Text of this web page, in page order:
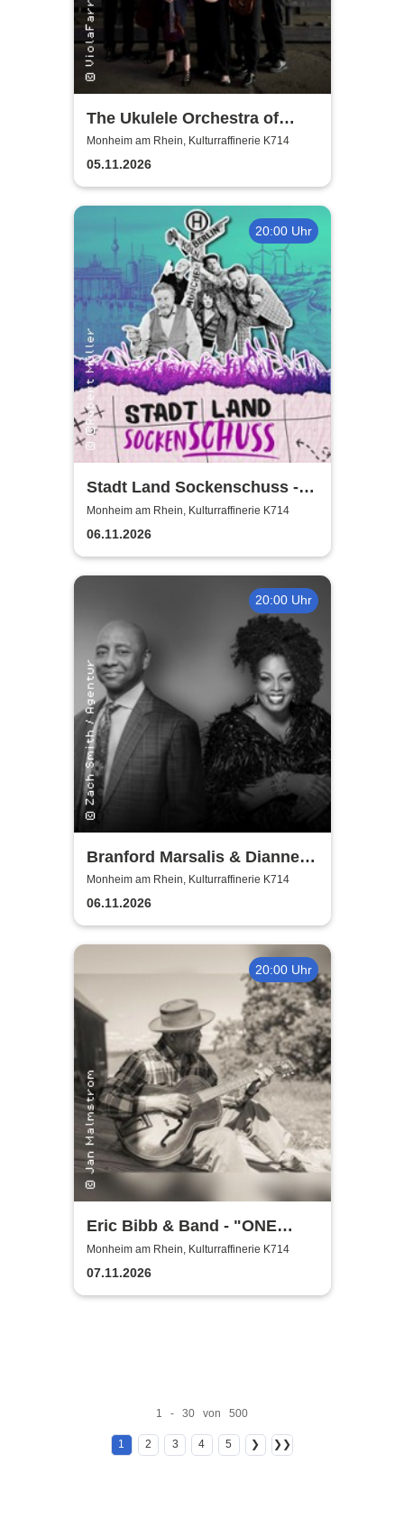
The Ukulele Orchestra of
Great Britain
Monheim am Rhein, Kulturraffinerie K714
05.11.2026
20:00 Uhr
Stadt Land Sockenschuss -
Kabarett-Theater Distel
Monheim am Rhein, Kulturraffinerie K714
06.11.2026
20:00 Uhr
Branford Marsalis & Dianne
Reeves celebrate John
Coltrane
Monheim am Rhein, Kulturraffinerie K714
06.11.2026
20:00 Uhr
Eric Bibb & Band - "ONE
MISSISSIPPI" World Tour
2026
Monheim am Rhein, Kulturraffinerie K714
07.11.2026
1 - 30 von 500
1 2 3 4 5 ❯ ❯❯